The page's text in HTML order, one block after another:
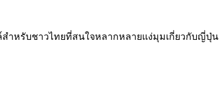
ำหรับชาวไทยที่สนใจหลากหลายแง่มุมเกี่ยวกับญี่ปุ่น